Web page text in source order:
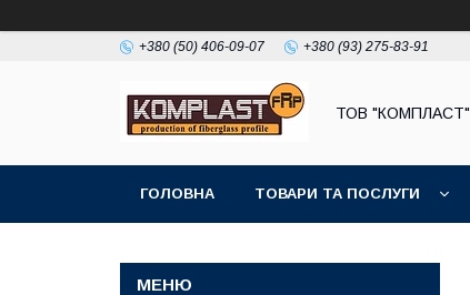
+380 (50) 406-09-07 +380 (93) 275-83-91
ТОВ "КОМПЛАСТ"
ГОЛОВНА ТОВАРИ ТА ПОСЛУГИ